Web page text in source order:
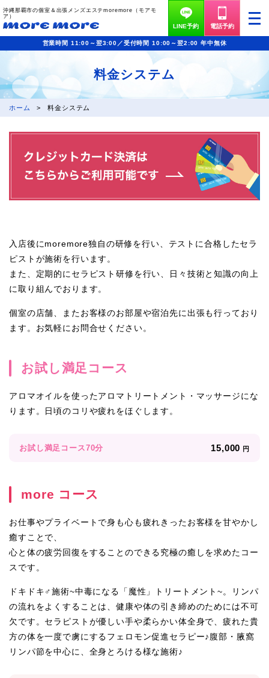
沖縄那覇市の個室＆出張メンズエステmoremore（モアモ
ア）
LINE予約 電話予約
営業時間 11:00～翌3:00／受付時間 10:00～翌2:00 年中無休
料金システム
ホーム 料金システム
入店後にmoremore独自の研修を行い、テストに合格したセラ
ピストが施術を行います。
また、定期的にセラピスト研修を行い、日々技術と知識の向上
に取り組んでおります。
個室の店舗、またお客様のお部屋や宿泊先に出張も行っており
ます。お気軽にお問合せください。
お試し満足コース
アロマオイルを使ったアロマトリートメント・マッサージにな
ります。日頃のコリや疲れをほぐします。
お試し満足コース70分 15,000 円
more コース
お仕事やプライベートで身も心も疲れきったお客様を甘やかし
癒すことで、
心と体の疲労回復をすることのできる究極の癒しを求めたコー
スです。
ドキドキ♂施術~中毒になる「魔性」トリートメント~。リンパ
の流れをよくすることは、健康や体の引き締めのためには不可
欠です。セラピストが優しい手や柔らかい体全身で、疲れた貴
方の体を一度で虜にするフェロモン促進セラピー♪腹部・腋窩
リンパ節を中心に、全身とろける様な施術♪